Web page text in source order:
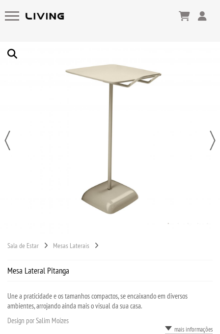
Sala de Estar Mesas Laterais
Mesa Lateral Pitanga
Une a praticidade e os tamanhos compactos, se encaixando em diversos
ambientes, arrojando ainda mais o visual da sua casa.
Design por Salim Moízes
mais informações